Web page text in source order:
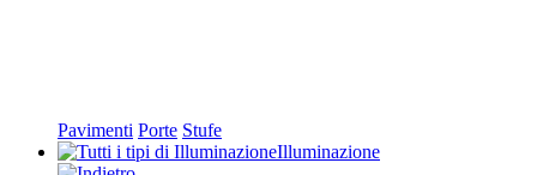
Pavimenti Porte Stufe
Illuminazione